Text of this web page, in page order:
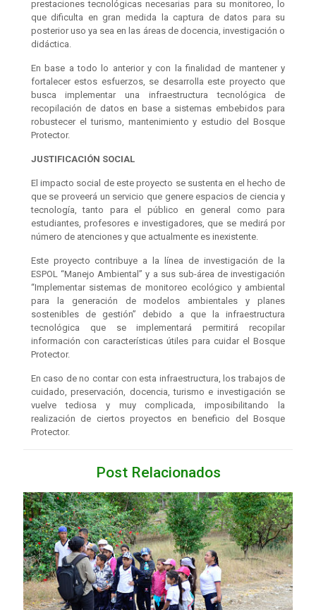
prestaciones tecnológicas necesarias para su monitoreo, lo
que dificulta en gran medida la captura de datos para su
posterior uso ya sea en las áreas de docencia, investigación o
didáctica.
En base a todo lo anterior y con la finalidad de mantener y
fortalecer estos esfuerzos, se desarrolla este proyecto que
busca implementar una infraestructura tecnológica de
recopilación de datos en base a sistemas embebidos para
robustecer el turismo, mantenimiento y estudio del Bosque
Protector.
JUSTIFICACIÓN SOCIAL
El impacto social de este proyecto se sustenta en el hecho de
que se proveerá un servicio que genere espacios de ciencia y
tecnología, tanto para el público en general como para
estudiantes, profesores e investigadores, que se medirá por
número de atenciones y que actualmente es inexistente.
Este proyecto contribuye a la línea de investigación de la
ESPOL “Manejo Ambiental” y a sus sub-área de investigación
“Implementar sistemas de monitoreo ecológico y ambiental
para la generación de modelos ambientales y planes
sostenibles de gestión” debido a que la infraestructura
tecnológica que se implementará permitirá recopilar
información con características útiles para cuidar el Bosque
Protector.
En caso de no contar con esta infraestructura, los trabajos de
cuidado, preservación, docencia, turismo e investigación se
vuelve tediosa y muy complicada, imposibilitando la
realización de ciertos proyectos en beneficio del Bosque
Protector.
Post Relacionados